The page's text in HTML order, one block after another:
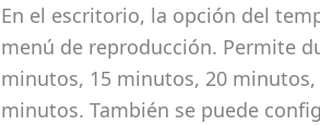
En el escritorio, la opción del
menú de reproducción. Permite
minutos, 15 minutos, 20
minutos. También se puede